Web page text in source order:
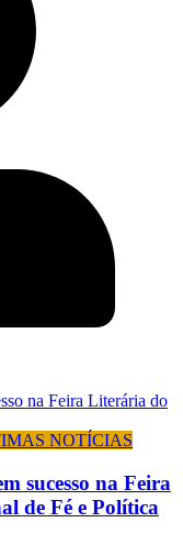
NOTÍCIAS
sucesso na Feira
de Fé e Política